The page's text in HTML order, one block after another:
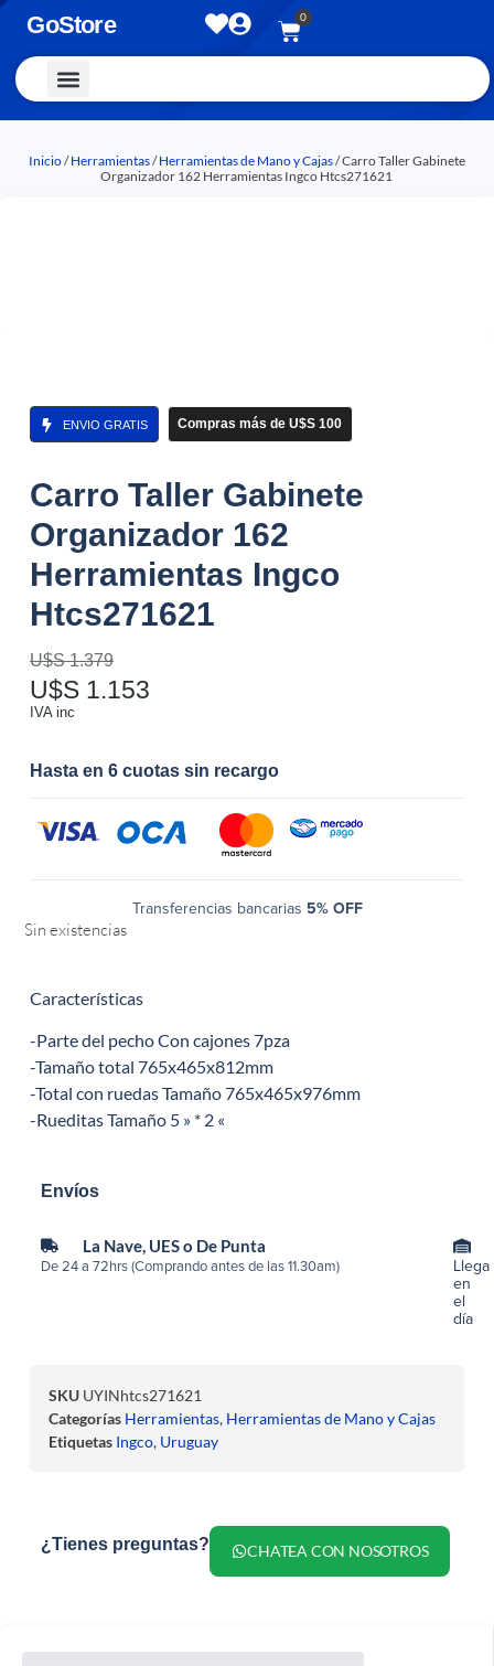
GoStore 0
Inicio/Herramientas/Herramientas de Mano y Cajas/ Carro Taller Gabinete
Organizador 162 Herramientas Ingco Htcs271621
ENVIO GRATIS Compras más de U$S 100
Carro Taller Gabinete
Organizador 162
Herramientas Ingco
Htcs271621
U$S1.379
U$S 1.153
IVA inc
Hasta en 6 cuotas sin recargo
Transferencias bancarias 5% OFF
Sin existencias
Características
-Parte del pecho Con cajones 7pza
-Tamaño total 765x465x812mm
-Total con ruedas Tamaño 765x465x976mm
-Rueditas Tamaño 5 » * 2 «
Envíos
La Nave, UES o De Punta
De 24 a 72hrs (Comprando antes de las 11.30am)
Llega
en
el
día
SKU UYINhtcs271621
Categorías Herramientas, Herramientas de Mano y Cajas
Etiquetas Ingco, Uruguay
¿Tienes preguntas? CHATEA CON NOSOTROS